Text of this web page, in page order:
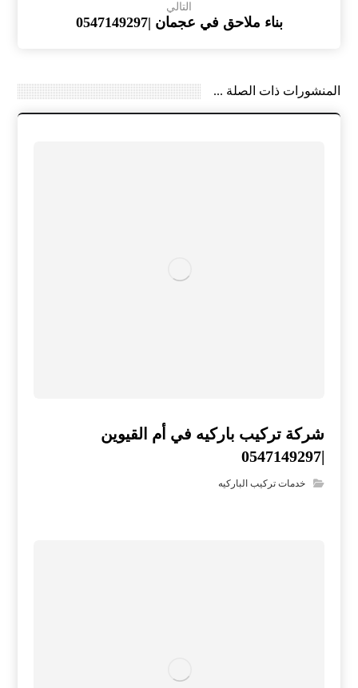
التالي
بناء ملاحق في عجمان |0547149297
المنشورات ذات الصلة ...
شركة تركيب باركيه في أم القيوين
|0547149297
خدمات تركيب الباركيه